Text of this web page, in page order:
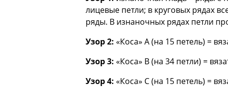
лицевые петли; в круговых рядах
ряды. В изнаночных рядах петли
Узор 2: «Коса» А (на 15 петель) =
Узор 3: «Коса» В (на 34 петли) =
Узор 4: «Коса» С (на 15 петель) =